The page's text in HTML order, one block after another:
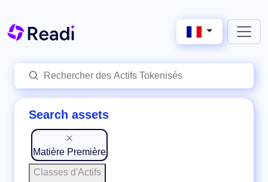
Search assets
Matière Première
Classes d'Actifs